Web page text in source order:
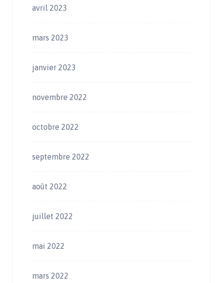
avril 2023
mars 2023
janvier 2023
novembre 2022
octobre 2022
septembre 2022
août 2022
juillet 2022
mai 2022
mars 2022